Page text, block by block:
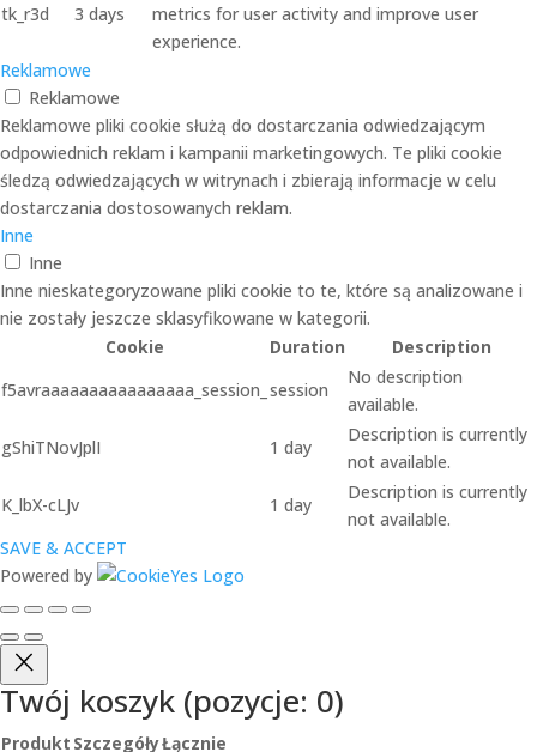
tk_r3d 3 days
metrics for user activity and improve user
experience.
Reklamowe
Reklamowe
Reklamowe pliki cookie służą do dostarczania odwiedzającym
odpowiednich reklam i kampanii marketingowych. Te pliki cookie
śledzą odwiedzających w witrynach i zbierają informacje w celu
dostarczania dostosowanych reklam.
Inne
Inne
Inne nieskategoryzowane pliki cookie to te, które są analizowane i
nie zostały jeszcze sklasyfikowane w kategorii.
Cookie
Duration
Description
f5avraaaaaaaaaaaaaaaa_session_ session
No description
available.
gShiTNovJplI
1 day
Description is currently
not available.
K_lbX-cLJv
1 day
Description is currently
not available.
SAVE & ACCEPT
Powered by
Twój koszyk (pozycje: 0)
Produkt SzczegółyŁącznie